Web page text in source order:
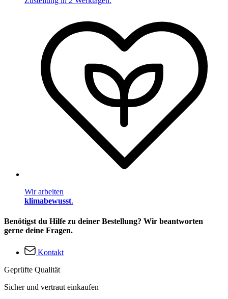
Wir arbeiten
klimabewusst.
Benötigst du Hilfe zu deiner Bestellung? Wir beantworten
gerne deine Fragen.
Kontakt
Geprüfte Qualität
Sicher und vertraut einkaufen